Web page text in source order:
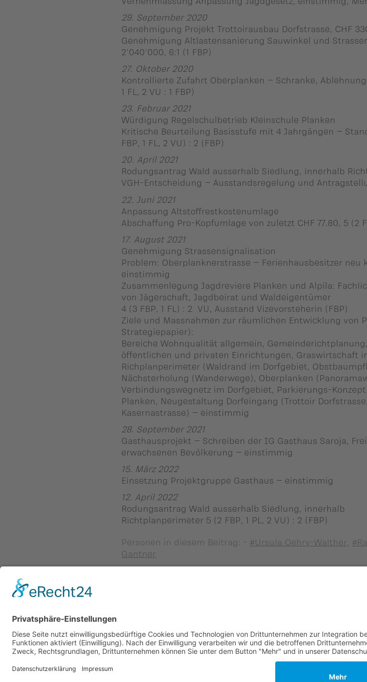
29. September 2020
Genehmigung Projekt Trottoirausbau Dorfstrasse, CHF
Genehmigung Altlastensanierung Sauwinkel und
2‘040‘000, 6:1 (1 FBP)
27. Oktober 2020
Kontrollierte Zufahrt Oberplanken – Schranke, Ablehnung
1 FL, 2 VU : 1 FBP)
23. Februar 2021
Würdigung Regelschulbetrieb Kleinschule Planken
Kritische Beurteilung Basisstufe mit 4 Jahrgängen –
FBP, 1 FL, 2 VU) : 2 (FBP)
20. April 2021
Rodungsantrag Wald ausserhalb Siedlung, innerhalb
VGH-Entscheidung – Ausstandsregelung und
22. Juni 2021
Anpassung Altstoffrestkostenumlage
Abschaffung Pro-Kopfumlage von zuletzt CHF 77.80, 5 (2
17. August 2021
Genehmigung Strassensignalisation
Problem: Oberplanknerstrasse – Ferienhausbesitzer neu
einstimmig
Zusammenlegung Jagdreviere Planken und Alpila:
von Jägerschaft, Jagdbeirat und Waldeigentümer
4 (3 FBP, 1 FL) : 2 VU, Ausstand Vizevorsteherin (FBP)
Ziele und Massnahmen zur räumlichen Entwicklung von
Strategiepapier):
Bereiche Wohnqualität allgemein,
öffentlichen und privaten Einrichtungen, Graswirtschaft
Richplanperimeter (Waldrand im Dorfgebiet,
Nächsterholung (Wanderwege), Oberplanken
Verbindungswegnetz im Dorfgebiet, Parkierungs-
Planken, Neugestaltung Dorfeingang (Trottoir
Kasernastrasse) – einstimmig
28. September 2021
Gasthausprojekt – Schreiben der IG Gasthaus Saroja,
erwachsenen Bevölkerung – einstimmig
15. März 2022
Einsetzung Projektgruppe Gasthaus – einstimmig
12. April 2022
Rodungsantrag Wald ausserhalb Siedlung, innerhalb
Richtplanperimeter 5 (2 FBP, 1 PL, 2 VU) : 2 (FBP)
Personen in diesem Beitrag: - #Ursula Oehry-Walther
Gantner